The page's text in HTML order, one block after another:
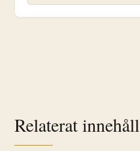
Relaterat innehåll